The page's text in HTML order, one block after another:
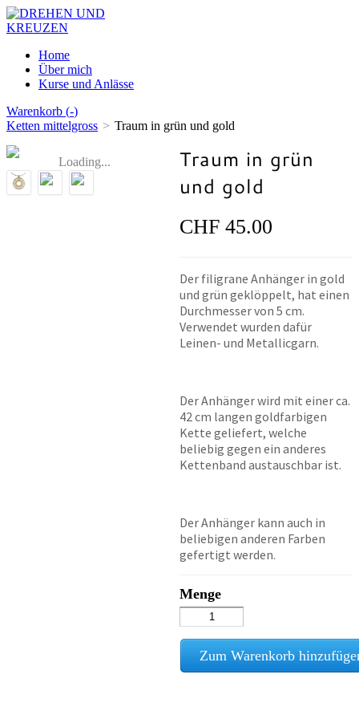
Home
Über mich
Kurse und Anlässe
Warenkorb (-)
Ketten mittelgross > Traum in grün und gold
Loading...
Traum in grün
und gold
CHF 45.00
Der filigrane Anhänger in gold
und grün geklöppelt, hat einen
Durchmesser von 5 cm.
Verwendet wurden dafür
Leinen- und Metallicgarn.
Der Anhänger wird mit einer ca.
42 cm langen goldfarbigen
Kette geliefert, welche
beliebig gegen ein anderes
Kettenband austauschbar ist.
Der Anhänger kann auch in
beliebigen anderen Farben
gefertigt werden.
Menge
Zum Warenkorb